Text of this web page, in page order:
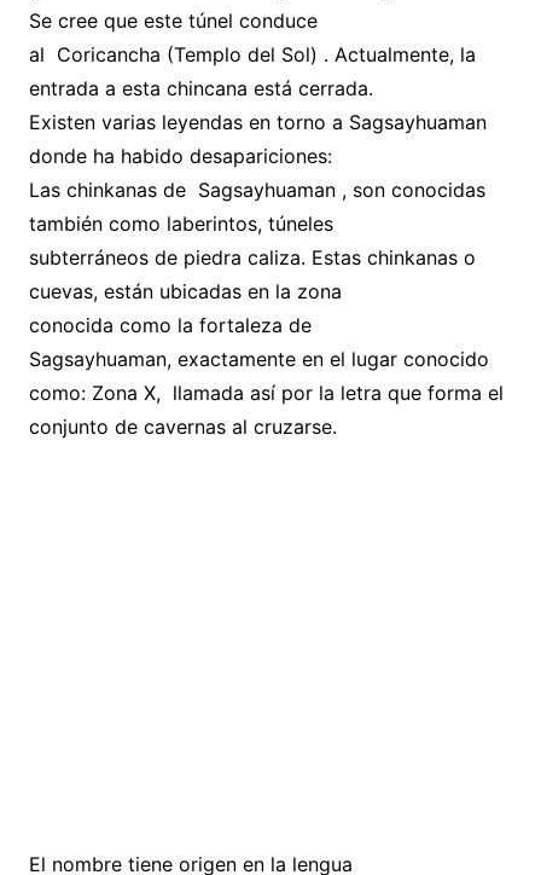
Se cree que este túnel conduce
al Coricancha (Templo del Sol) . Actualmente, la
entrada a esta chincana está cerrada.
Existen varias leyendas en torno a Sagsayhuaman
donde ha habido desapariciones:
Las chinkanas de Sagsayhuaman , son conocidas
también como laberintos, túneles
subterráneos de piedra caliza. Estas chinkanas o
cuevas, están ubicadas en la zona
conocida como la fortaleza de
Sagsayhuaman, exactamente en el lugar conocido
como: Zona X, llamada así por la letra que forma el
conjunto de cavernas al cruzarse.
El nombre tiene origen en la lengua